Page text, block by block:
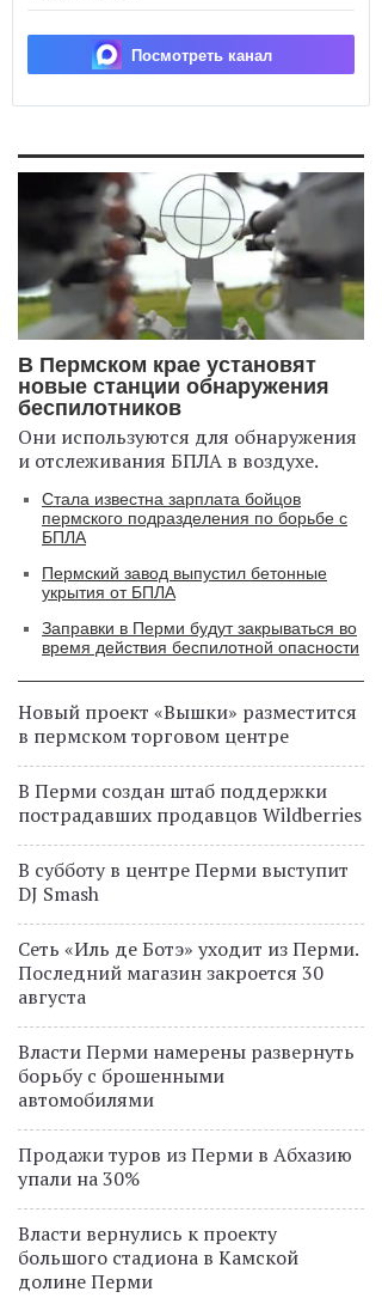
Посмотреть канал
В Пермском крае установят
новые станции обнаружения
беспилотников
Они используются для обнаружения
и отслеживания БПЛА в воздухе.
Стала известна зарплата бойцов
пермского подразделения по борьбе с
БПЛА
Пермский завод выпустил бетонные
укрытия от БПЛА
Заправки в Перми будут закрываться во
время действия беспилотной опасности
Новый проект «Вышки» разместится
в пермском торговом центре
В Перми создан штаб поддержки
пострадавших продавцов Wildberries
В субботу в центре Перми выступит
DJ Smash
Сеть «Иль де Ботэ» уходит из Перми.
Последний магазин закроется 30
августа
Власти Перми намерены развернуть
борьбу с брошенными
автомобилями
Продажи туров из Перми в Абхазию
упали на 30%
Власти вернулись к проекту
большого стадиона в Камской
долине Перми